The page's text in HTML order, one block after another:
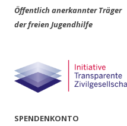
Öffentlich anerkannter Träger
der freien Jugendhilfe
SPENDENKONTO